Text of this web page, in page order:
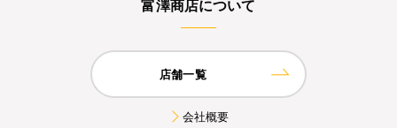
富澤商店について
店舗一覧
会社概要